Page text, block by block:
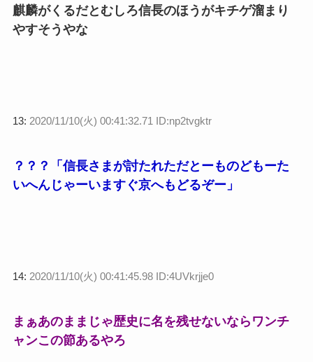
麒麟がくるだとむしろ信長のほうがキチゲ溜まり
やすそうやな
13: 2020/11/10(火) 00:41:32.71 ID:np2tvgktr
？？？「信長さまが討たれただとーものどもーた
いへんじゃーいますぐ京へもどるぞー」
14: 2020/11/10(火) 00:41:45.98 ID:4UVkrjje0
まぁあのままじゃ歴史に名を残せないならワンチ
ャンこの節あるやろ